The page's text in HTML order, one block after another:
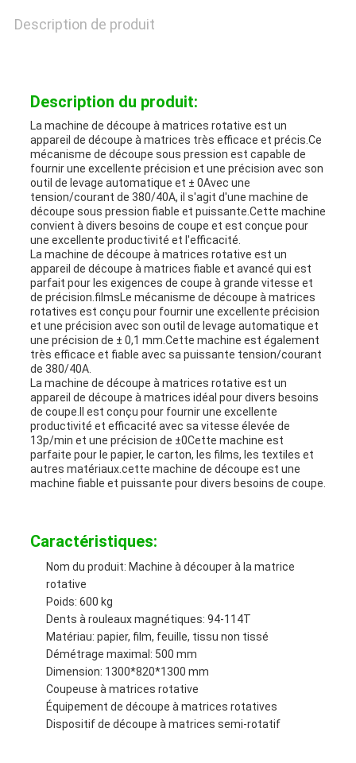
LES
PLAN
SITE
POLITIQUE
CONFIDENTIALITÉ
Description de produit
Description du produit:
La machine de découpe à matrices rotative est un
appareil de découpe à matrices très efficace et précis.Ce
mécanisme de découpe sous pression est capable de
fournir une excellente précision et une précision avec son
outil de levage automatique et ± 0Avec une
tension/courant de 380/40A, il s'agit d'une machine de
découpe sous pression fiable et puissante.Cette machine
convient à divers besoins de coupe et est conçue pour
une excellente productivité et l'efficacité.
La machine de découpe à matrices rotative est un
appareil de découpe à matrices fiable et avancé qui est
parfait pour les exigences de coupe à grande vitesse et
de précision.filmsLe mécanisme de découpe à matrices
rotatives est conçu pour fournir une excellente précision
et une précision avec son outil de levage automatique et
une précision de ± 0,1 mm.Cette machine est également
très efficace et fiable avec sa puissante tension/courant
de 380/40A.
La machine de découpe à matrices rotative est un
appareil de découpe à matrices idéal pour divers besoins
de coupe.Il est conçu pour fournir une excellente
productivité et efficacité avec sa vitesse élevée de
13p/min et une précision de ±0Cette machine est
parfaite pour le papier, le carton, les films, les textiles et
autres matériaux.cette machine de découpe est une
machine fiable et puissante pour divers besoins de coupe.
Caractéristiques:
Nom du produit: Machine à découper à la matrice
rotative
Poids: 600 kg
Dents à rouleaux magnétiques: 94-114T
Matériau: papier, film, feuille, tissu non tissé
Démétrage maximal: 500 mm
Dimension: 1300*820*1300 mm
Coupeuse à matrices rotative
Équipement de découpe à matrices rotatives
Dispositif de découpe à matrices semi-rotatif